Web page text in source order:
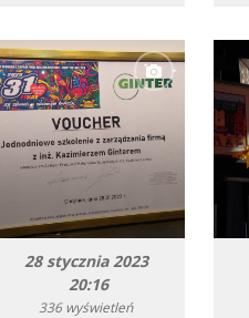
28 stycznia 2023
20:16
336 wyświetleń